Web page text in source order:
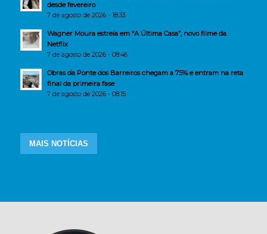
desde fevereiro
7 de agosto de 2026 - 18:33
Wagner Moura estreia em “A Última Casa”, novo filme da
Netflix
7 de agosto de 2026 - 08:46
Obras da Ponte dos Barreiros chegam a 75% e entram na reta
final da primeira fase
7 de agosto de 2026 - 08:15
MAIS NOTÍCIAS